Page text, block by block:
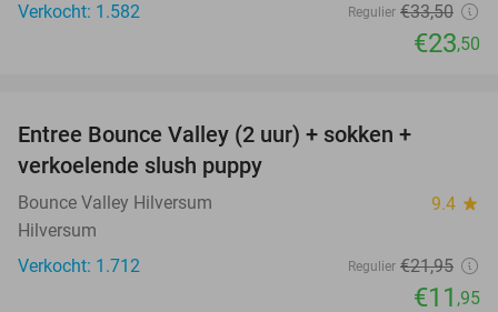
Verkocht: 1.582
Regulier €33,50
€23,50
Entree Bounce Valley (2 uur) + sokken +
verkoelende slush puppy
Bounce Valley Hilversum 9.4 star
Hilversum
Verkocht: 1.712
Regulier €21,95
€11 ,95